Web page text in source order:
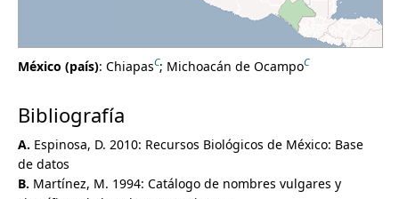
México (país): ChiapasC; Michoacán de OcampoC
Bibliografía
A. Espinosa, D. 2010: Recursos Biológicos de México: Base
de datos
B. Martínez, M. 1994: Catálogo de nombres vulgares y
Allenanthus
Amaioua
Appunia
Arachnothryx
Arcytophyllum